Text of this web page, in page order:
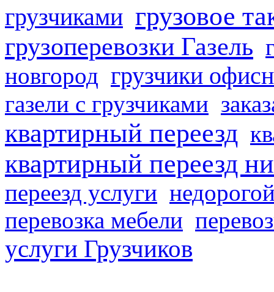
грузчиками грузовое
грузоперевозки Газель
новгород грузчики
газели с грузчиками
квартирный переезд
квартирный переезд
переезд услуги
перевозка мебели
услуги Грузчиков